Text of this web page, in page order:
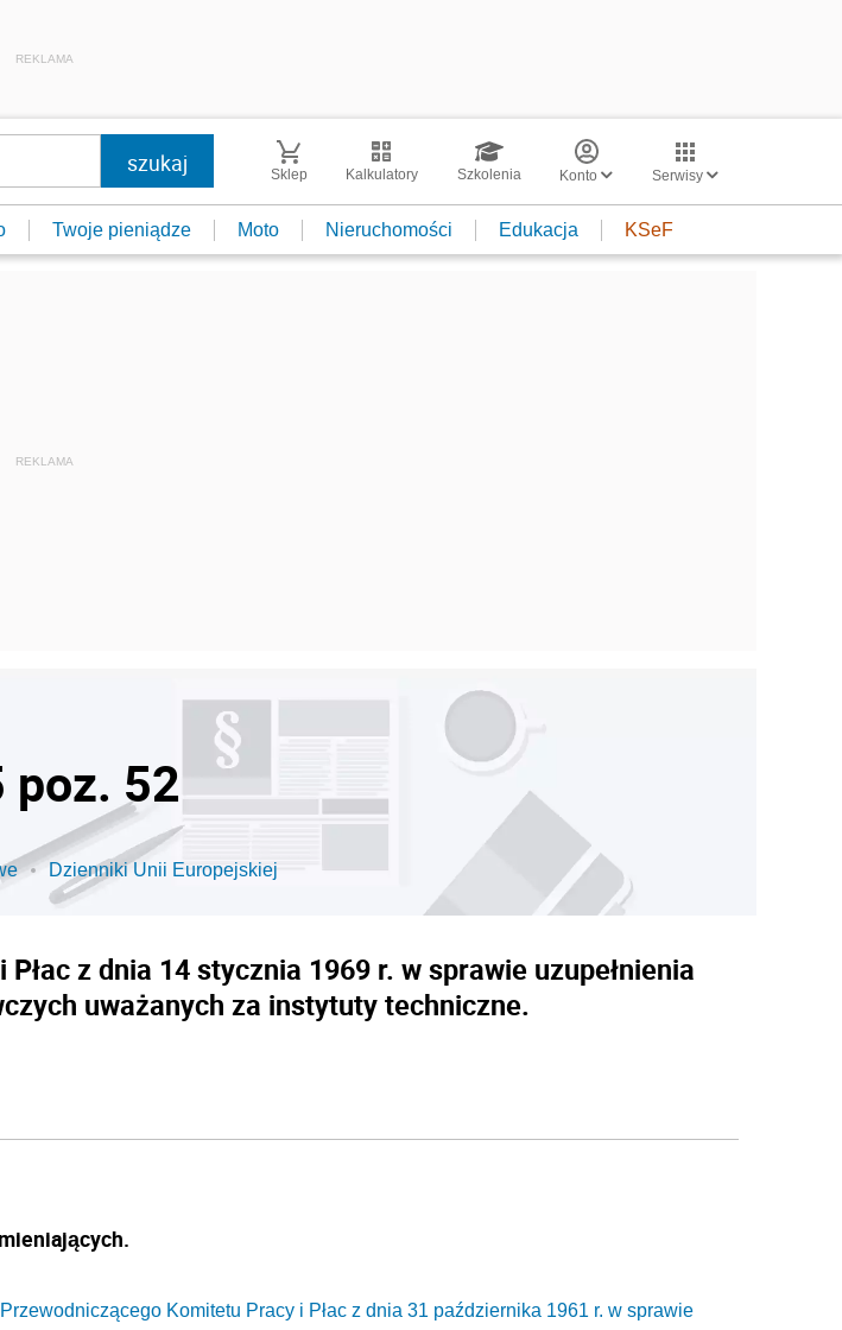
REKLAMA
Sklep Kalkulatory Szkolenia Konto Serwisy
Twoje pieniądze Moto Nieruchomości Edukacja KSeF
52
Dzienniki Unii Europejskiej
z dnia 14 stycznia 1969 r. w sprawie uzupełnienia
uważanych za instytuty techniczne.
Komitetu Pracy i Płac z dnia 31 października 1961 r. w sprawie